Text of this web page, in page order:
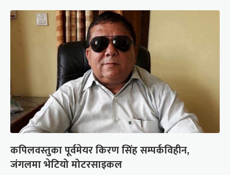
कपिलवस्तुका पूर्वमेयर किरण सिंह सम्पर्कविहीन,
जंगलमा भेटियो मोटरसाइकल